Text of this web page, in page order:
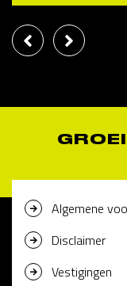
Algemene
Disclaimer
Vestigingen